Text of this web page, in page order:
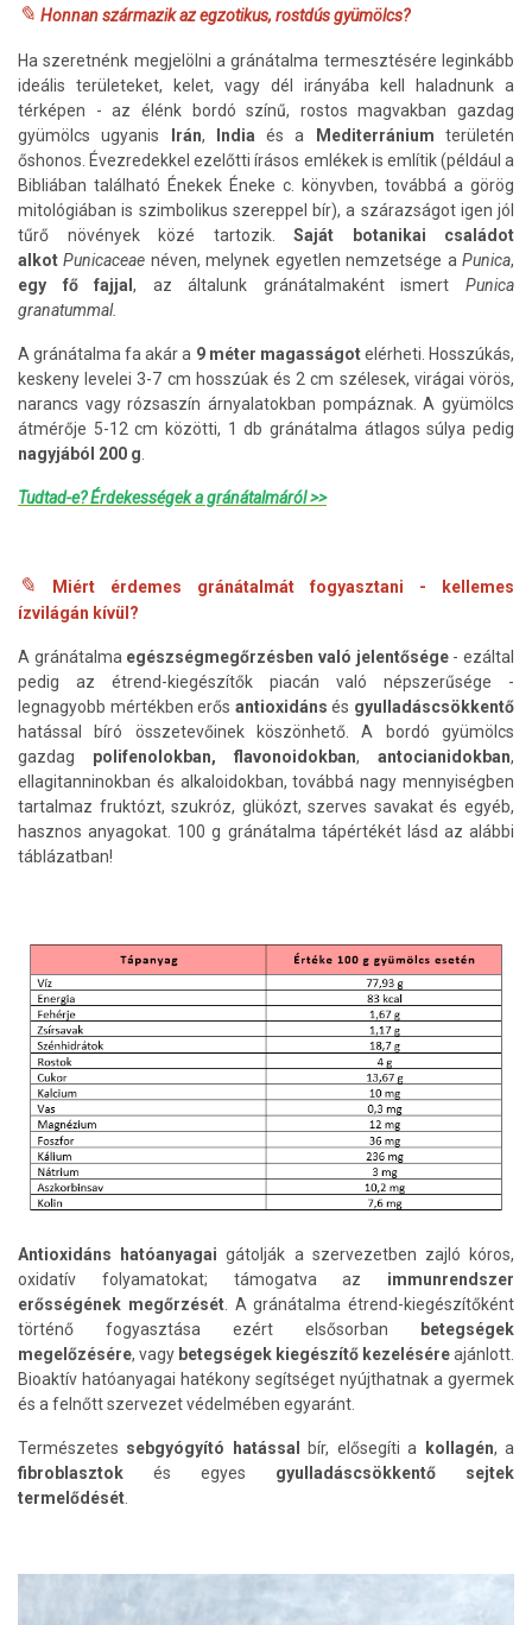
✎ Honnan származik az egzotikus, rostdús gyümölcs?
Ha szeretnénk megjelölni a gránátalma termesztésére leginkább
ideális területeket, kelet, vagy dél irányába kell haladnunk a
térképen - az élénk bordó színű, rostos magvakban gazdag
gyümölcs ugyanis
Irán, India és a Mediterrániumterületén
őshonos. Évezredekkel ezelőtti írásos emlékek is említik (például a
Bibliában található Énekek Éneke c. könyvben, továbbá a görög
mitológiában is szimbolikus szereppel bír), a szárazságot igen jól
tűrő növények közé tartozik. Saját botanikai családot
alkot Punicaceae néven, melynek egyetlen nemzetsége aPunica,
egy fő fajjal, az általunk gránátalmaként ismertPunica
granatummal.
A gránátalma fa akár a 9 méter magasságotelérheti. Hosszúkás,
keskeny levelei 3-7 cm hosszúak és 2 cm szélesek, virágai vörös,
narancs vagy rózsaszín árnyalatokban pompáznak. A gyümölcs
átmérője 5-12 cm közötti, 1 db gránátalma átlagos súlya pedig
nagyjából 200 g
Tudtad-e? Érdekességek a gránátalmáról >>
✎
Miért érdemes gránátalmát fogyasztani - kellemes
ízvilágán kívül?
A gránátalma egészségmegőrzésben való jelentősége- ezáltal
pedig az étrend-kiegészítők piacán való népszerűsége -
legnagyobb mértékben erős antioxidánsés gyulladáscsökkentő
hatással bíró összetevőinek köszönhető. A bordó gyümölcs
gazdag polifenolokban, flavonoidokban, antocianidokban,
ellagitanninokban és alkaloidokban, továbbá nagy mennyiségben
tartalmaz fruktózt, szukróz, glükózt, szerves savakat és egyéb,
hasznos anyagokat. 100 g gránátalma tápértékét lásd az alábbi
táblázatban!
Antioxidáns hatóanyagaigátolják a szervezetben zajló kóros,
oxidatív folyamatokat; támogatva az immunrendszer
erősségének megőrzését. A gránátalma étrend-kiegészítőként
történő fogyasztása ezért elsősorban
betegségek
megelőzésére, vagy betegségek kiegészítő kezeléséreajánlott.
Bioaktív hatóanyagai hatékony segítséget nyújthatnak a gyermek
és a felnőtt szervezet védelmében egyaránt.
Természetes sebgyógyító hatással bír, elősegíti a kollagén, a
fibroblasztok és egyes gyulladáscsökkentő sejtek
termelődését